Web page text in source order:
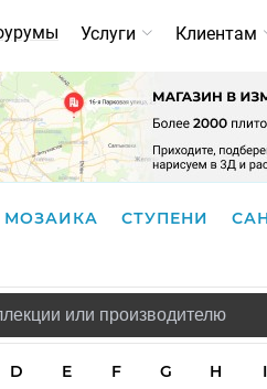
Услуги Клиентам
МОЗАИКА СТУПЕНИ
D E F G H I